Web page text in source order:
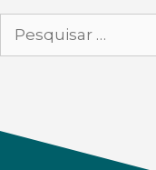
Pesquisar